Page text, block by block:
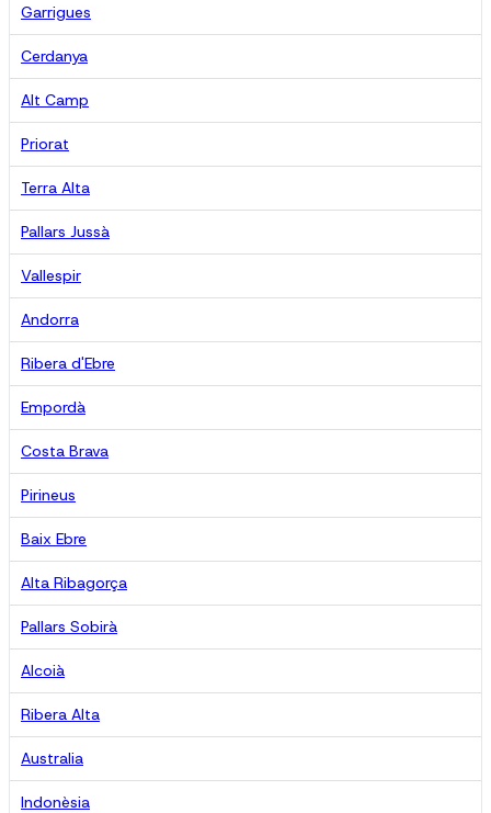
Garrigues
Cerdanya
Alt Camp
Priorat
Terra Alta
Pallars Jussà
Vallespir
Andorra
Ribera d'Ebre
Empordà
Costa Brava
Pirineus
Baix Ebre
Alta Ribagorça
Pallars Sobirà
Alcoià
Ribera Alta
Australia
Indonèsia